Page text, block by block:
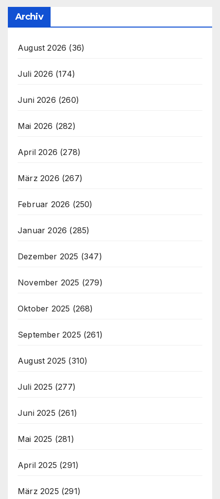
Archiv
August 2026 (36)
Juli 2026 (174)
Juni 2026 (260)
Mai 2026 (282)
April 2026 (278)
März 2026 (267)
Februar 2026 (250)
Januar 2026 (285)
Dezember 2025 (347)
November 2025 (279)
Oktober 2025 (268)
September 2025 (261)
August 2025 (310)
Juli 2025 (277)
Juni 2025 (261)
Mai 2025 (281)
April 2025 (291)
März 2025 (291)